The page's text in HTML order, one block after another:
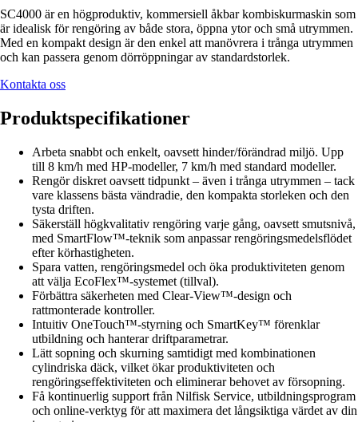
SC4000 är en högproduktiv, kommersiell åkbar kombiskurmaskin som
är idealisk för rengöring av både stora, öppna ytor och små utrymmen.
Med en kompakt design är den enkel att manövrera i trånga utrymmen
och kan passera genom dörröppningar av standardstorlek.
Kontakta oss
Produktspecifikationer
Arbeta snabbt och enkelt, oavsett hinder/förändrad miljö. Upp
till 8 km/h med HP-modeller, 7 km/h med standard modeller.
Rengör diskret oavsett tidpunkt – även i trånga utrymmen – tack
vare klassens bästa vändradie, den kompakta storleken och den
tysta driften.
Säkerställ högkvalitativ rengöring varje gång, oavsett smutsnivå,
med SmartFlow™-teknik som anpassar rengöringsmedelsflödet
efter körhastigheten.
Spara vatten, rengöringsmedel och öka produktiviteten genom
att välja EcoFlex™-systemet (tillval).
Förbättra säkerheten med Clear-View™-design och
rattmonterade kontroller.
Intuitiv OneTouch™-styrning och SmartKey™ förenklar
utbildning och hanterar driftparametrar.
Lätt sopning och skurning samtidigt med kombinationen
cylindriska däck, vilket ökar produktiviteten och
rengöringseffektiviteten och eliminerar behovet av försopning.
Få kontinuerlig support från Nilfisk Service, utbildningsprogram
och online-verktyg för att maximera det långsiktiga värdet av din